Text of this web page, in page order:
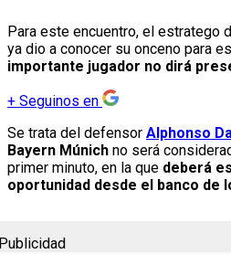
Para este encuentro, el estratego
ya dio a conocer su onceno para
importante jugador no dirá
+ Seguinos en
Se trata del defensor Alphonso
Bayern Múnich no será
primer minuto, en la que deberá
oportunidad desde el banco de